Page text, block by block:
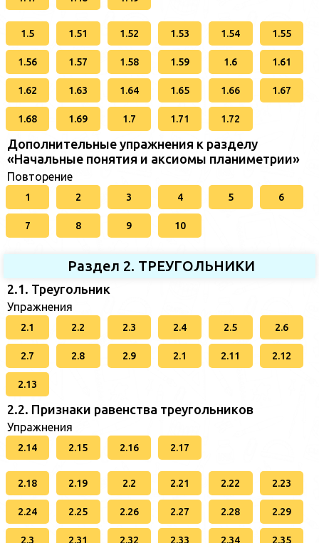
1.5 1.51 1.52 1.53 1.54 1.55
1.56 1.57 1.58 1.59 1.6 1.61
1.62 1.63 1.64 1.65 1.66 1.67
1.68 1.69 1.7 1.71 1.72
Дополнительные упражнения к разделу
«Начальные понятия и аксиомы планиметрии»
Повторение
1 2 3 4 5 6
7 8 9 10
Раздел 2. ТРЕУГОЛЬНИКИ
2.1. Треугольник
Упражнения
2.1 2.2 2.3 2.4 2.5 2.6
2.7 2.8 2.9 2.1 2.11 2.12
2.13
2.2. Признаки равенства треугольников
Упражнения
2.14 2.15 2.16 2.17
2.18 2.19 2.2 2.21 2.22 2.23
2.24 2.25 2.26 2.27 2.28 2.29
2.3 2.31 2.32 2.33 2.34 2.35